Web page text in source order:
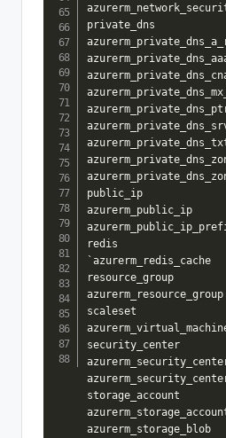
private_dns
public_ip
azurerm_public_ip
redis
`azurerm_redis_cache
resource_group
azurerm_resource_group
scaleset
security_center
storage_account
azurerm_storage_blob